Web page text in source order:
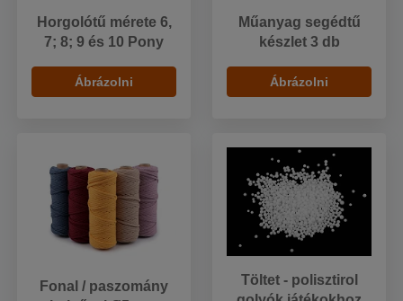
Horgolótű mérete 6,
7; 8; 9 és 10 Pony
Ábrázolni
Műanyag segédtű
készlet 3 db
Ábrázolni
Fonal / paszomány
Töltet - polisztirol